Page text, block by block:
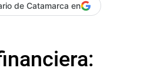
de Catamarca en